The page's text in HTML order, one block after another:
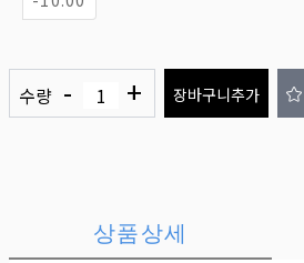
수량 - + 장바구니추가
상품상세